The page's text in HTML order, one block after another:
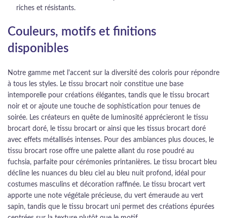
riches et résistants.
Couleurs, motifs et finitions
disponibles
Notre gamme met l'accent sur la diversité des coloris pour répondre
à tous les styles. Le tissu brocart noir constitue une base
intemporelle pour créations élégantes, tandis que le tissu brocart
noir et or ajoute une touche de sophistication pour tenues de
soirée. Les créateurs en quête de luminosité apprécieront le tissu
brocart doré, le tissu brocart or ainsi que les tissus brocart doré
avec effets métallisés intenses. Pour des ambiances plus douces, le
tissu brocart rose offre une palette allant du rose poudré au
fuchsia, parfaite pour cérémonies printanières. Le tissu brocart bleu
décline les nuances du bleu ciel au bleu nuit profond, idéal pour
costumes masculins et décoration raffinée. Le tissu brocart vert
apporte une note végétale précieuse, du vert émeraude au vert
sapin, tandis que le tissu brocart uni permet des créations épurées